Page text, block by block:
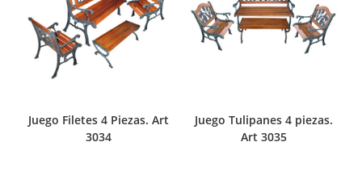
Juego Filetes 4 Piezas. Art
3034
Juego Tulipanes 4 piezas.
Art 3035